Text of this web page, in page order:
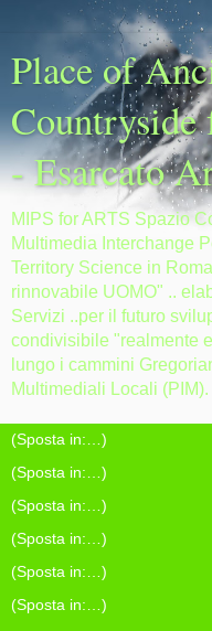
Place of
- Esarcato
MIPS for ARTS Spazio
Multimedia Interchange
Territory Science in
rinnovabile UOMO" ..
Servizi ..per il futuro
condivisibile "realmente
lungo i cammini
Multimediali Locali (PIM).